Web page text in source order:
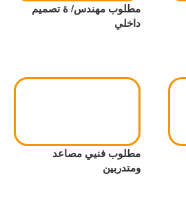
مطلوب مهندس/ ة تصميم
داخلي
مطلوب فنيي مصاعد
ومتدربين